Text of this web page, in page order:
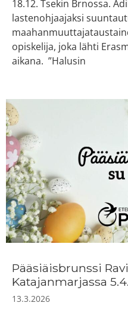
18.12. Tsekin Brnossa.
lastenohjaajaksi
opiskelija, joka lähti
aikana. ”Halusin
Pääsiäisbrunssi
Katajanmarjassa 5.4.
13.3.2026